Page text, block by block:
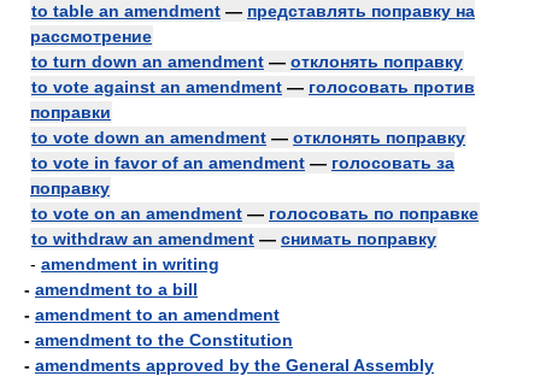
to table an amendment — представлять поправку на
рассмотрение
to turn down an amendment — отклонять поправку
to vote against an amendment — голосовать против
поправки
to vote down an amendment — отклонять поправку
to vote in favor of an amendment — голосовать за
поправку
to vote on an amendment — голосовать по поправке
to withdraw an amendment — снимать поправку
- amendment in writing
- amendment to a bill
- amendment to an amendment
- amendment to the Constitution
- amendments approved by the General Assembly